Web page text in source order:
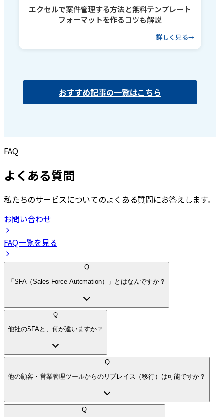
エクセルで案件管理する方法と無料テンプレート
フォーマットを作るコツも解説
詳しく見る
おすすめ記事の一覧はこちら
FAQ
よくある質問
私たちのサービスについてのよくある質問にお答えします。
お問い合わせ
FAQ一覧を見る
Q
「SFA（Sales Force Automation）」とはなんですか？
Q
他社のSFAと、何が違いますか？
Q
他の顧客・営業管理ツールからのリプレイス（移行）は可能ですか？
Q